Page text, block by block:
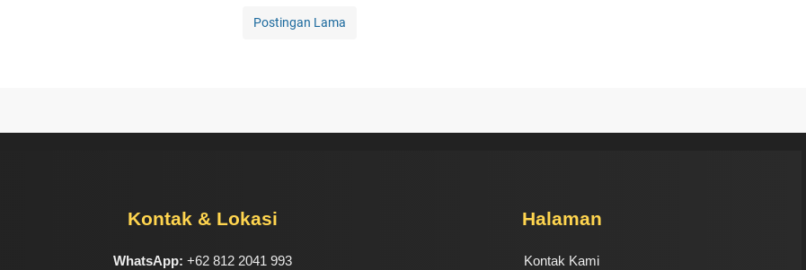
Postingan Lama
Kontak & Lokasi
WhatsApp: +62 812 2041 993
Halaman
Kontak Kami